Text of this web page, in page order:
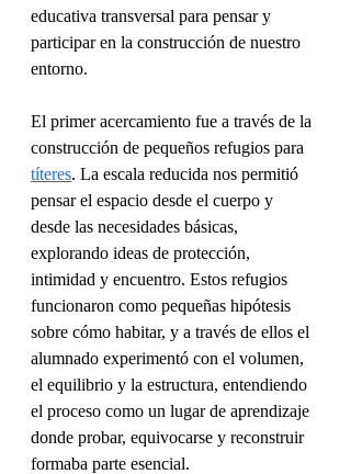
educativa transversal para pensar y
participar en la construcción de nuestro
entorno.
El primer acercamiento fue a través de la
construcción de pequeños refugios para
títeres. La escala reducida nos permitió
pensar el espacio desde el cuerpo y
desde las necesidades básicas,
explorando ideas de protección,
intimidad y encuentro. Estos refugios
funcionaron como pequeñas hipótesis
sobre cómo habitar, y a través de ellos el
alumnado experimentó con el volumen,
el equilibrio y la estructura, entendiendo
el proceso como un lugar de aprendizaje
donde probar, equivocarse y reconstruir
formaba parte esencial.